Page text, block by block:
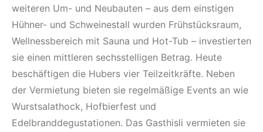
weiteren Um- und Neubauten – aus dem einstigen
Hühner- und Schweinestall wurden Frühstücksraum,
Wellnessbereich mit Sauna und Hot-Tub – investierten
sie einen mittleren sechsstelligen Betrag. Heute
beschäftigen die Hubers vier Teilzeitkräfte. Neben
der Vermietung bieten sie regelmäßige Events an wie
Wurstsalathock, Hofbierfest und
Edelbranddegustationen. Das Gasthisli vermieten sie